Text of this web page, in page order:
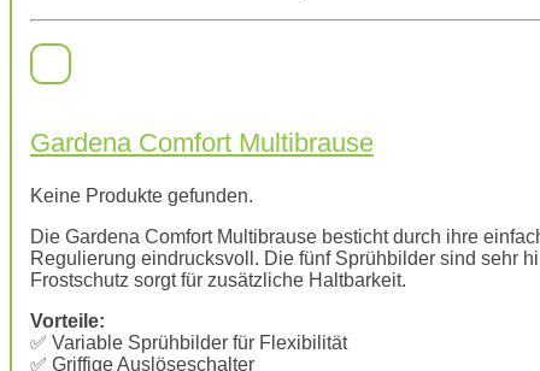
Gardena Comfort Multibrause
Keine Produkte gefunden.
Die Gardena Comfort Multibrause besticht durch ihre
Regulierung eindrucksvoll. Die fünf Sprühbilder sind sehr
Frostschutz sorgt für zusätzliche Haltbarkeit.
Vorteile:
✅ Variable Sprühbilder für Flexibilität
✅ Griffige Auslöseschalter